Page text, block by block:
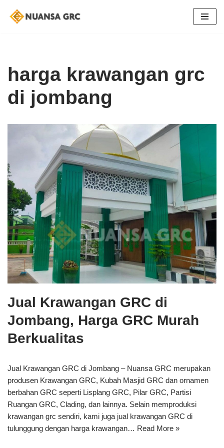
Skip
harga krawangan grc
di jombang
Jual Krawangan GRC di
Jombang, Harga GRC Murah
Berkualitas
Jual Krawangan GRC di Jombang – Nuansa GRC merupakan
produsen Krawangan GRC, Kubah Masjid GRC dan ornamen
berbahan GRC seperti Lisplang GRC, Pilar GRC, Partisi
Ruangan GRC, Clading, dan lainnya. Selain memproduksi
krawangan grc sendiri, kami juga jual krawangan GRC di
tulunggung dengan harga krawangan… Read More »